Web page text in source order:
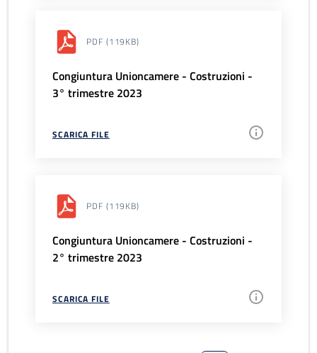
PDF (119KB)
Congiuntura Unioncamere - Costruzioni -
3° trimestre 2023
SCARICA FILE
PDF (119KB)
Congiuntura Unioncamere - Costruzioni -
2° trimestre 2023
SCARICA FILE